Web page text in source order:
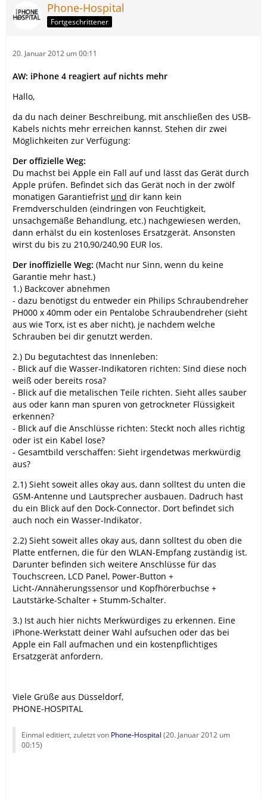
Phone-Hospital
Fortgeschrittener
20. Januar 2012 um 00:11
AW: iPhone 4 reagiert auf nichts mehr
Hallo,
da du nach deiner Beschreibung, mit anschließen des USB-
Kabels nichts mehr erreichen kannst. Stehen dir zwei
Möglichkeiten zur Verfügung:
Der offizielle Weg:
Du machst bei Apple ein Fall auf und lässt das Gerät durch
Apple prüfen. Befindet sich das Gerät noch in der zwölf
monatigen Garantiefrist und dir kann kein
Fremdverschulden (eindringen von Feuchtigkeit,
unsachgemäße Behandlung, etc.) nachgewiesen werden,
dann erhälst du ein kostenloses Ersatzgerät. Ansonsten
wirst du bis zu 210,90/240,90 EUR los.
Der inoffizielle Weg: (Macht nur Sinn, wenn du keine
Garantie mehr hast.)
1.) Backcover abnehmen
- dazu benötigst du entweder ein Philips Schraubendreher
PH000 x 40mm oder ein Pentalobe Schraubendreher (sieht
aus wie Torx, ist es aber nicht), je nachdem welche
Schrauben bei dir genutzt werden.
2.) Du begutachtest das Innenleben:
- Blick auf die Wasser-Indikatoren richten: Sind diese noch
weiß oder bereits rosa?
- Blick auf die metalischen Teile richten. Sieht alles sauber
aus oder kann man spuren von getrockneter Flüssigkeit
erkennen?
- Blick auf die Anschlüsse richten: Steckt noch alles richtig
oder ist ein Kabel lose?
- Gesamtbild verschaffen: Sieht irgendetwas merkwürdig
aus?
2.1) Sieht soweit alles okay aus, dann solltest du unten die
GSM-Antenne und Lautsprecher ausbauen. Dadruch hast
du ein Blick auf den Dock-Connector. Dort befindet sich
auch noch ein Wasser-Indikator.
2.2) Sieht soweit alles okay aus, dann solltest du oben die
Platte entfernen, die für den WLAN-Empfang zuständig ist.
Darunter befinden sich weitere Anschlüsse für das
Touchscreen, LCD Panel, Power-Button +
Licht-/Annäherungssensor und Kopfhörerbuchse +
Lautstärke-Schalter + Stumm-Schalter.
3.) Ist auch hier nichts Merkwürdiges zu erkennen. Eine
iPhone-Werkstatt deiner Wahl aufsuchen oder das bei
Apple ein Fall aufmachen und ein kostenpflichtiges
Ersatzgerät anfordern.
Viele Grüße aus Düsseldorf,
PHONE-HOSPITAL
Einmal editiert, zuletzt von Phone-Hospital (20. Januar 2012 um
00:15)